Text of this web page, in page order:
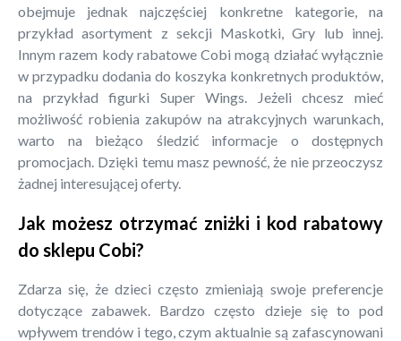
obejmuje jednak najczęściej konkretne kategorie, na
przykład asortyment z sekcji Maskotki, Gry lub innej.
Innym razem kody rabatowe Cobi mogą działać wyłącznie
w przypadku dodania do koszyka konkretnych produktów,
na przykład figurki Super Wings. Jeżeli chcesz mieć
możliwość robienia zakupów na atrakcyjnych warunkach,
warto na bieżąco śledzić informacje o dostępnych
promocjach. Dzięki temu masz pewność, że nie przeoczysz
żadnej interesującej oferty.
Jak możesz otrzymać zniżki i kod rabatowy
do sklepu Cobi?
Zdarza się, że dzieci często zmieniają swoje preferencje
dotyczące zabawek. Bardzo często dzieje się to pod
wpływem trendów i tego, czym aktualnie są zafascynowani